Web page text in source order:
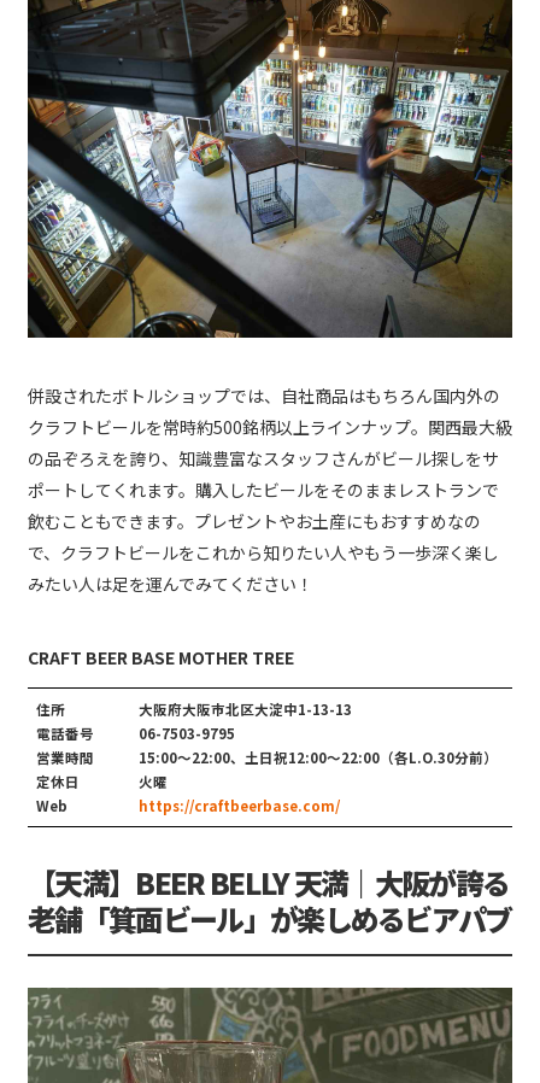
併設されたボトルショップでは、自社商品はもちろん国内外の
クラフトビールを常時約500銘柄以上ラインナップ。関西最大級
の品ぞろえを誇り、知識豊富なスタッフさんがビール探しをサ
ポートしてくれます。購入したビールをそのままレストランで
飲むこともできます。プレゼントやお土産にもおすすめなの
で、クラフトビールをこれから知りたい人やもう一歩深く楽し
みたい人は足を運んでみてください！
CRAFT BEER BASE MOTHER TREE
住所
大阪府大阪市北区大淀中1-13-13
電話番号
06-7503-9795
営業時間
15:00～22:00、土日祝12:00～22:00（各L.O.30分前）
定休日
火曜
Web
https://craftbeerbase.com/
【天満】BEER BELLY 天満｜大阪が誇る
老舗「箕面ビール」が楽しめるビアパブ